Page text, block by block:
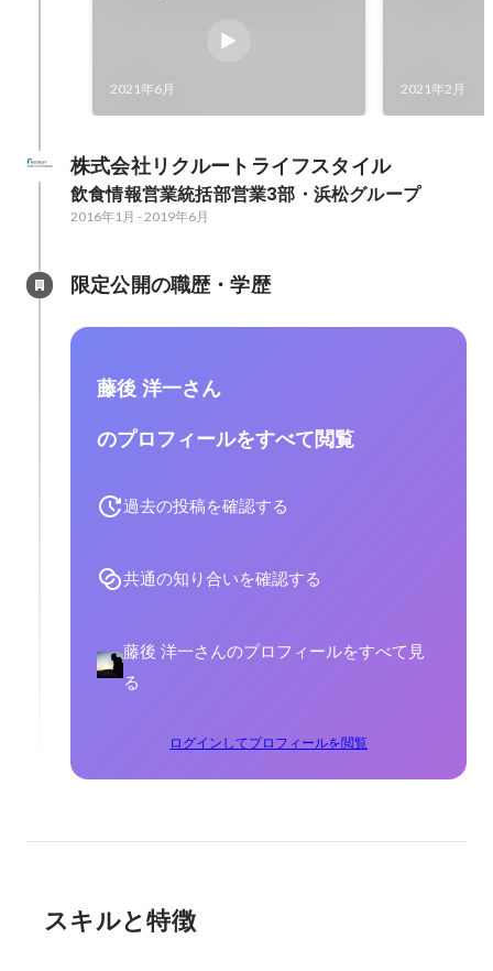
2021年6月 2021年2月
株式会社リクルートライフスタイル
飲食情報営業統括部営業3部・浜松グループ
2016年1月 -2019年6月
限定公開の職歴・学歴
藤後 洋一さん
のプロフィールをすべて閲覧
過去の投稿を確認する
共通の知り合いを確認する
藤後 洋一さんのプロフィールをすべて見
る
ログインしてプロフィールを閲覧
スキルと特徴